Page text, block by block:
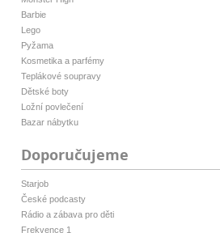
Barbie
Lego
Pyžama
Kosmetika a parfémy
Teplákové soupravy
Dětské boty
Ložní povlečení
Bazar nábytku
Doporučujeme
Starjob
České podcasty
Rádio a zábava pro děti
Frekvence 1